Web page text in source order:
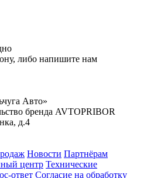
либо напишите нам
Авто»
бренда AVTOPRIBOR
д.4
Новости Партнёрам
центр Технические
ответ Согласие на обработку